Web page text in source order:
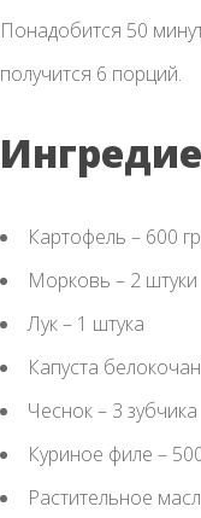
Понадобится 50
получится 6 порций.
Картофель – 600
Морковь – 2 штуки
Лук – 1 штука
Капуста
Чеснок – 3 зубчика
Куриное филе –
Растительное